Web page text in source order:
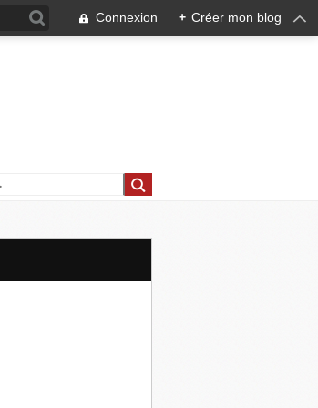
Connexion + Créer mon blog